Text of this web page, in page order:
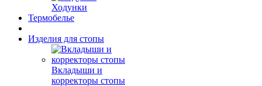
Ходунки
Термобелье
Изделия для стопы
Вкладыши и
корректоры стопы